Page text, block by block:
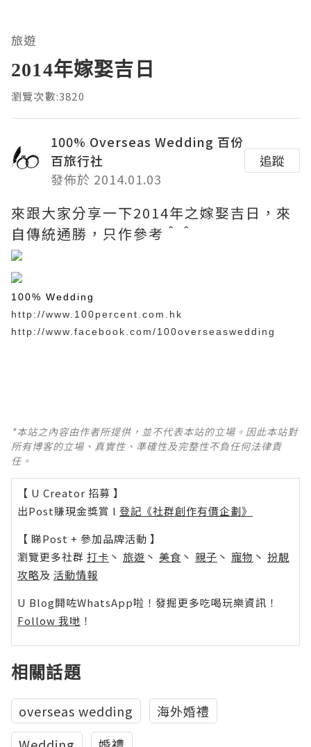
旅遊
2014年嫁娶吉日
瀏覽次數:3820
100% Overseas Wedding 百份
百旅行社
發佈於 2014.01.03
追蹤
來跟大家分享一下2014年之嫁娶吉日，來
自傳統通勝，只作參考＾＾
100% Wedding
http://www.100percent.com.hk
http://www.facebook.com/100overseaswedding
*本站之內容由作者所提供，並不代表本站的立場。因此本站對
所有博客的立場、真實性、準確性及完整性不負任何法律責
任。
【 U Creator 招募 】
出Post賺現金獎賞 l 登記《社群創作有價企劃》
【 睇Post + 參加品牌活動 】
瀏覽更多社群 打卡 丶 旅遊 丶 美食 丶 親子 丶 寵物 丶 扮靚
攻略及 活動情報
U Blog開咗WhatsApp啦！發掘更多吃喝玩樂資訊！
Follow 我哋 ！
相關話題
overseas wedding
海外婚禮